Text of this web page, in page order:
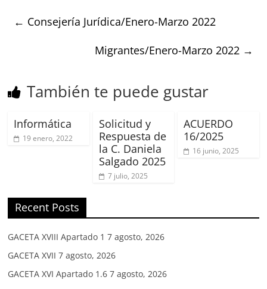
← Consejería Jurídica/Enero-Marzo 2022
Migrantes/Enero-Marzo 2022 →
También te puede gustar
Informática
19 enero, 2022
Solicitud y
Respuesta de
la C. Daniela
Salgado 2025
7 julio, 2025
ACUERDO
16/2025
16 junio, 2025
Recent Posts
GACETA XVIII Apartado 1 7 agosto, 2026
GACETA XVII 7 agosto, 2026
GACETA XVI Apartado 1.6 7 agosto, 2026